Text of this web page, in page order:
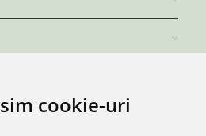
cookie-uri